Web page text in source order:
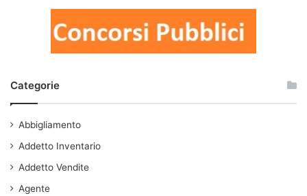
Categorie
Abbigliamento
Addetto Inventario
Addetto Vendite
Agente